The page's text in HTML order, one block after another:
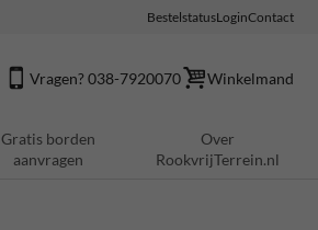
BestelstatusLoginContact
Vragen? 038-7920070 Winkelmand
Gratis borden
aanvragen
Over
RookvrijTerrein.nl